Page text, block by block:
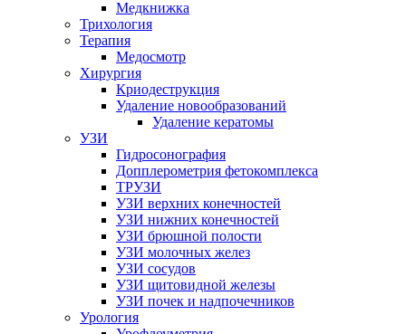
Медкнижка
Трихология
Терапия
Медосмотр
Хирургия
Криодеструкция
Удаление новообразований
Удаление кератомы
УЗИ
Гидросонография
Допплерометрия фетокомплекса
ТРУЗИ
УЗИ верхних конечностей
УЗИ нижних конечностей
УЗИ брюшной полости
УЗИ молочных желез
УЗИ сосудов
УЗИ щитовидной железы
УЗИ почек и надпочечников
Урология